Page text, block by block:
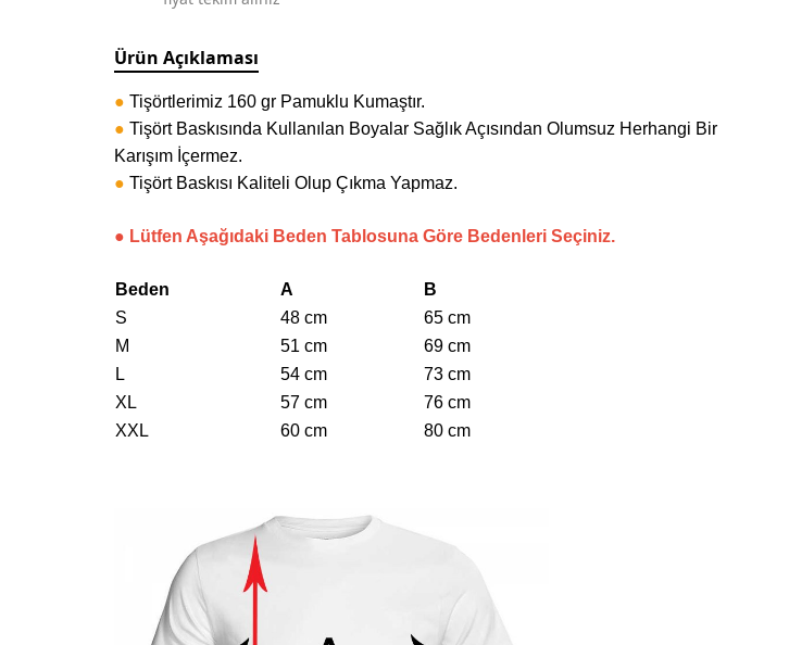
Ürün Açıklaması
●Tişörtlerimiz 160 gr Pamuklu Kumaştır.
● Tişört Baskısında Kullanılan Boyalar Sağlık Açısından Olumsuz Herhangi Bir
Karışım İçermez.
● Tişört Baskısı Kaliteli Olup Çıkma Yapmaz.
● Lütfen Aşağıdaki Beden Tablosuna Göre Bedenleri Seçiniz.
Beden A
B
S
48 cm
65 cm
M
51 cm
69 cm
L
54 cm
73 cm
XL
57 cm
76 cm
XXL
60 cm 80 cm